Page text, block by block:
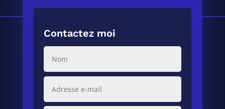
Contactez moi